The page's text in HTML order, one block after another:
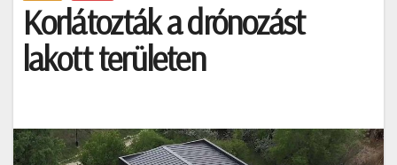
Korlátozták a drónozást
lakott területen